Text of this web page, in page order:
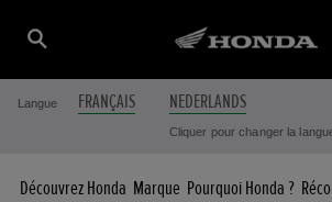
Langue FRANÇAIS NEDERLANDS
Cliquer pour changer la
Découvrez Honda Marque Pourquoi Honda ?